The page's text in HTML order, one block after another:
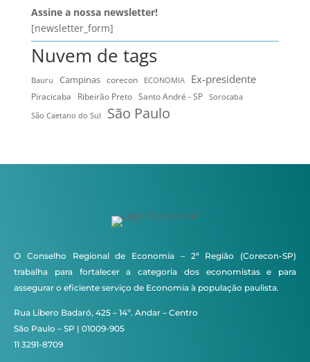
Assine a nossa newsletter!
[newsletter_form]
Nuvem de tags
Bauru Campinas corecon ECONOMIA Ex-presidente
Piracicaba Ribeirão Preto Santo André - SP
Sorocaba
São Caetano do Sul
São Paulo
O Conselho Regional de Economia – 2ª Região (Corecon-SP)
trabalha para fortalecer a categoria dos economistas e para
assegurar o eficiente serviço de Economia à população paulista.
Rua Líbero Badaró, 425 – 14º. Andar – Centro
São Paulo – SP | 01009-905
11 3291-8709